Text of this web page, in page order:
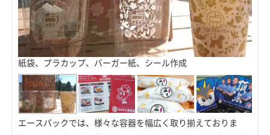
紙袋、プラカップ、バーガー紙、シール作成
エースパックでは、様々な容器を幅広く取り揃えておりま